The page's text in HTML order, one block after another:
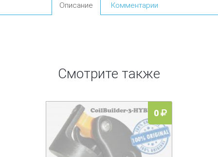
Описание Комментарии
Смотрите также
0